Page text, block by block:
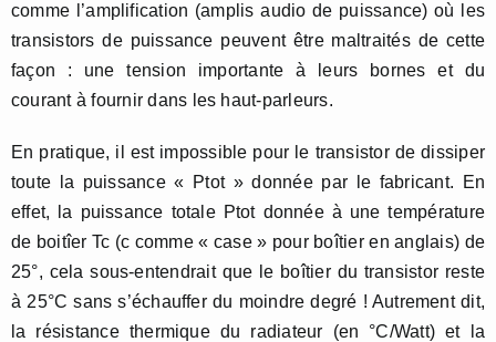
comme l’amplification (amplis audio de puissance) où les
transistors de puissance peuvent être maltraités de cette
façon : une tension importante à leurs bornes et du
courant à fournir dans les haut-parleurs.
En pratique, il est impossible pour le transistor de dissiper
toute la puissance « Ptot » donnée par le fabricant. En
effet, la puissance totale Ptot donnée à une température
de boitîer Tc (c comme « case » pour boîtier en anglais) de
25°, cela sous-entendrait que le boîtier du transistor reste
à 25°C sans s’échauffer du moindre degré ! Autrement dit,
la résistance thermique du radiateur (en °C/Watt) et la